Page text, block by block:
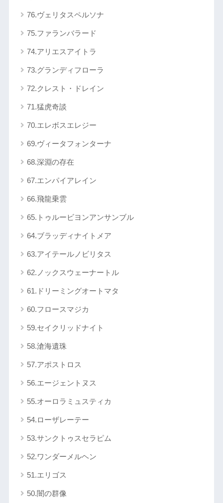
76.ヴェリタスペルソナ
75.ファランバラード
74.アリエスアイトラ
73.グランディフローラ
72.クレスト・ドレイン
71.猛虎奇談
70.エレボスエレジー
69.ヴィータフォンターナ
68.深淵の存在
67.エンパイアレイン
66.飛龍乗雲
65.トゥルービヨンアンサンブル
64.ブラッディナイトメア
63.アイテールノビリタス
62.ノックスウェーナートル
61.ドリーミングオートマタ
60.フロースマジカ
59.セイクリッドナイト
58.滄海遺珠
57.アポストロス
56.エージェントヌス
55.オーロラミュスティカ
54.ローザレーテー
53.サンクトゥスセラピム
52.ワンダーメルヘン
51.エリゴス
50.闇の群像